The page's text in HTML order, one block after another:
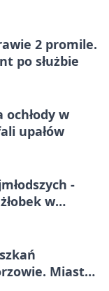
2 promile.
po służbie
w
upałów
-
w
Miasto